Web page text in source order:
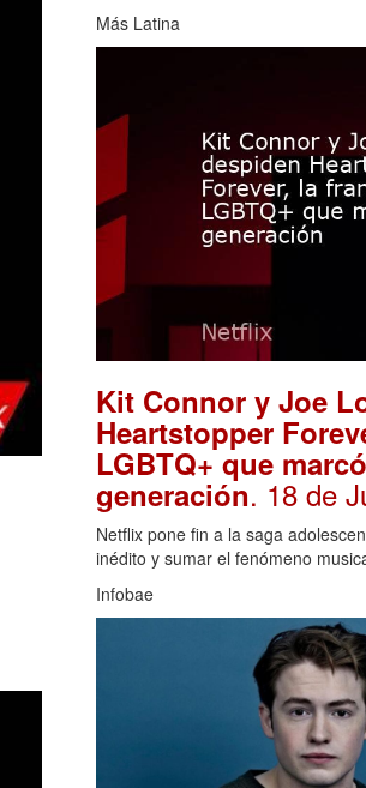
Más Latina
Kit Connor y Joe
Heartstopper
LGBTQ+ que
generación. 18 de
Netflix pone fin a la saga
inédito y sumar el fenómeno
Infobae